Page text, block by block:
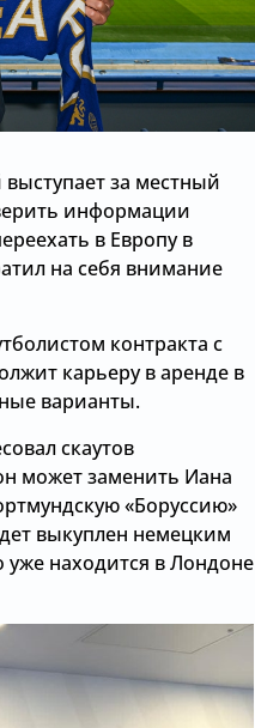
за местный
информации
в Европу в
на себя внимание
контракта с
карьеру в аренде в
варианты.
скаутов
может заменить Иана
«Боруссию»
выкуплен немецким
находится в Лондоне